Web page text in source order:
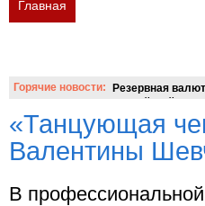
Главная
Горячие новости:
Резервная
«Танцующая
Валентины
В